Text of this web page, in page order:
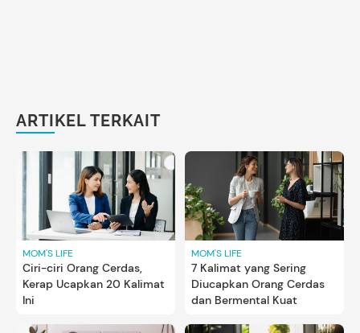
ARTIKEL TERKAIT
MOM'S LIFE
Ciri-ciri Orang Cerdas,
Kerap Ucapkan 20 Kalimat
Ini
MOM'S LIFE
7 Kalimat yang Sering
Diucapkan Orang Cerdas
dan Bermental Kuat